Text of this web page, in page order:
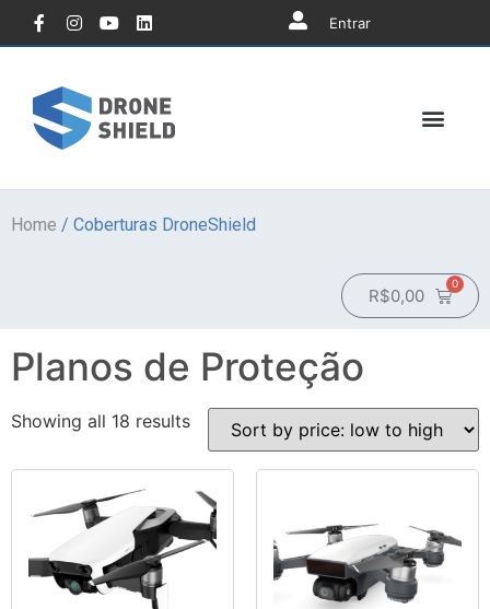
Entrar
Home / Coberturas DroneShield
R$0,00
0
Planos de Proteção
Showing all 18 results